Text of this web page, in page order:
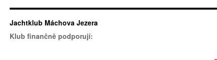
Jachtklub Máchova Jezera
Klub finančně podporují: